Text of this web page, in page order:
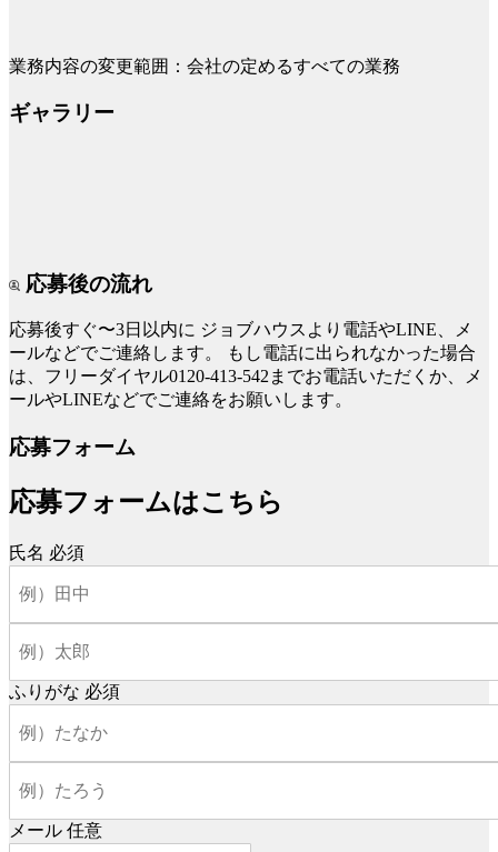
業務内容の変更範囲：会社の定めるすべての業務
ギャラリー
応募後の流れ
応募後すぐ〜3日以内に ジョブハウスより電話やLINE、メ
ールなどでご連絡します。
もし電話に出られなかった場合
は、フリーダイヤル0120-413-542までお電話いただくか、メ
ールやLINEなどでご連絡をお願いします。
応募フォーム
応募フォームはこちら
氏名 必須
ふりがな 必須
メール 任意